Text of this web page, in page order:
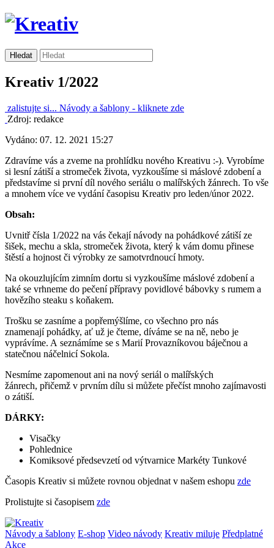
Kreativ 1/2022
zalistujte si... Návody a šablony - kliknete zde
Zdroj: redakce
Vydáno: 07. 12. 2021 15:27
Zdravíme vás a zveme na prohlídku nového Kreativu :-). Vyrobíme
si lesní zátiší a stromeček života, vyzkoušíme si máslové zdobení a
představíme si první díl nového seriálu o malířských žánrech. To vše
a mnohem více ve vydání časopisu Kreativ pro leden/únor 2022.
Obsah:
Uvnitř čísla 1/2022 na vás čekají návody na pohádkové zátiší ze
šišek, mechu a skla, stromeček života, který k vám domu přinese
štěstí a hojnost či výrobky ze samotvrdnoucí hmoty.
Na okouzlujícím zimním dortu si vyzkoušíme máslové zdobení a
také se vrhneme do pečení přípravy povidlové bábovky s rumem a
hovězího steaku s koňakem.
Trošku se zasníme a popřemýšlíme, co všechno pro nás
znamenají pohádky, ať už je čteme, díváme se na ně, nebo je
vyprávíme. A seznámíme se s Marií Provazníkovou báječnou a
statečnou náčelnicí Sokola.
Nesmíme zapomenout ani na nový seriál o malířských
žánrech, přičemž v prvním dílu si můžete přečíst mnoho zajímavosti
o zátiší.
DÁRKY:
Visačky
Pohlednice
Komiksové předsevzetí od výtvarnice Markéty Tunkové
Časopis Kreativ si můžete rovnou objednat v našem eshopu zde
Prolistujte si časopisem zde
Návody a šablony E-shop Video návody Kreativ miluje Předplatné
Akce